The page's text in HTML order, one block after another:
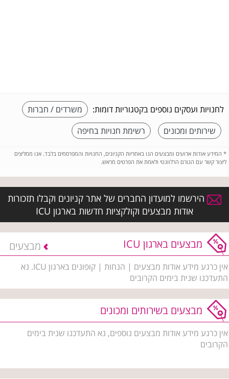
לחנויות ועסקים נוספים בקטגוריות דומות:
משרדים / חברות
שירותים ומכונים
רשימת חנויות בחיפה
* המידע אודות ארועים ומבצעים הנו באחריות הקניונים, החנויות והמפרסמים בלבד. אנו ממליצים
ליצור קשר עם הגורם הרלוונטי ולאמת את הפרטים מראש.
הירשמו למועדון החברים של אתר קניונים וקבלו תזכורות
אודות מבצעים וקולקציות חדשות בארגון ICU
מבצעים בארגון ICU מבצעים
אין כרגע מידע אודות מבצעים | הנחות | קופונים בארגון ICU. נא
התעדכנו שנית בימים הקרובים
מבצעים בשירותים ומכונים
אין כרגע מידע אודות מבצעים נוספים, נא התעדכנו שנית בימים
הקרובים